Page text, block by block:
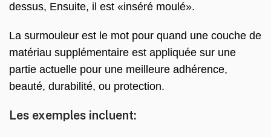
dessus, Ensuite, il est «inséré moulé».
La surmouleur est le mot pour quand une couche de
matériau supplémentaire est appliquée sur une
partie actuelle pour une meilleure adhérence,
beauté, durabilité, ou protection.
Les exemples incluent: